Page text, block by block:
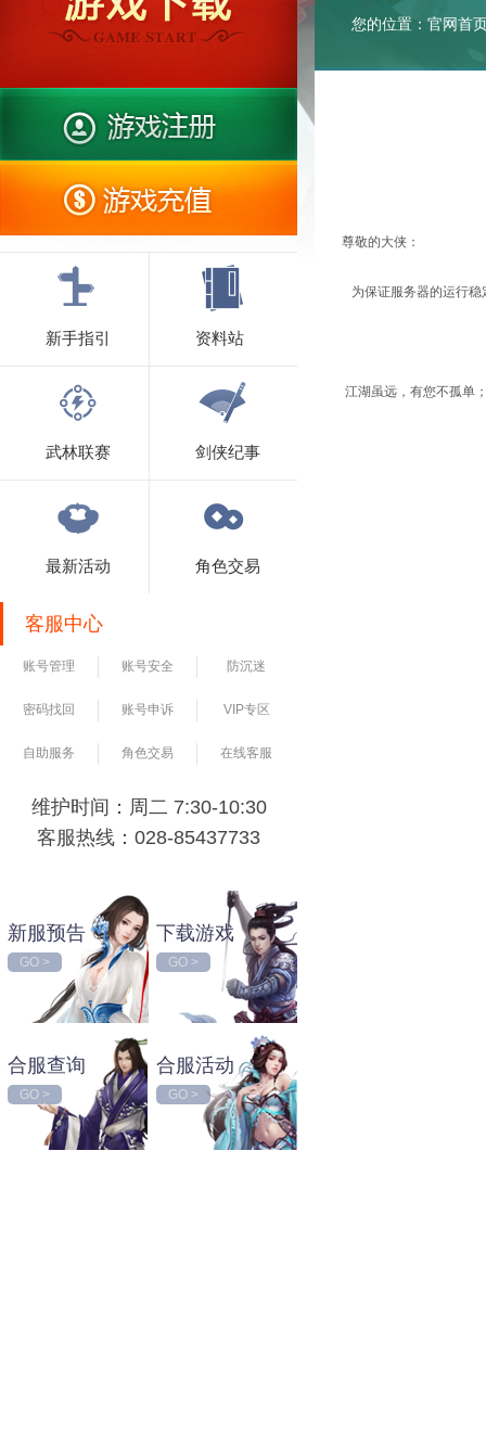
新手指引 资料站
武林联赛 剑侠纪事
最新活动 角色交易
客服中心
账号管理 账号安全 防沉迷
密码找回 账号申诉 VIP专区
自助服务 角色交易 在线客服
维护时间：周二 7:30-10:30
客服热线：028-85437733
新服预告
GO >
下载游戏
GO >
合服查询
GO >
合服活动
GO >
您的位置： 官网首
尊敬的大侠：
为保证服务器的运行稳
江湖虽远，有您不孤单